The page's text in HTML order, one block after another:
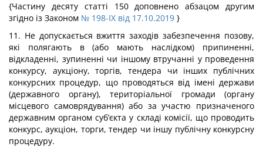
{Частину десяту статті 150 доповнено абзацом другим
згідно із Законом № 198-IX від 17.10.2019 }
11. Не допускається вжиття заходів забезпечення позову,
які полягають в (або мають наслідком) припиненні,
відкладенні, зупиненні чи іншому втручанні у проведення
конкурсу, аукціону, торгів, тендера чи інших публічних
конкурсних процедур, що проводяться від імені держави
(державного органу), територіальної громади (органу
місцевого самоврядування) або за участю призначеного
державним органом суб’єкта у складі комісії, що проводить
конкурс, аукціон, торги, тендер чи іншу публічну конкурсну
процедуру.